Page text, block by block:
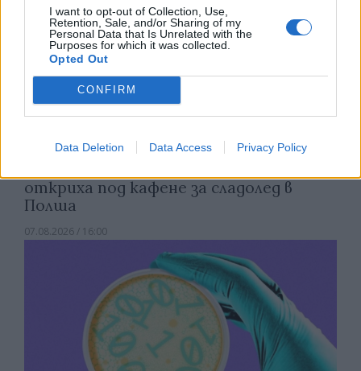
I want to opt-out of Collection, Use,
Retention, Sale, and/or Sharing of my
Personal Data that Is Unrelated with the
Purposes for which it was collected.
Opted Out
CONFIRM
Data Deletion Data Access Privacy Policy
откриха под кафене за сладолед в
Полша
07.08.2026 / 16:00